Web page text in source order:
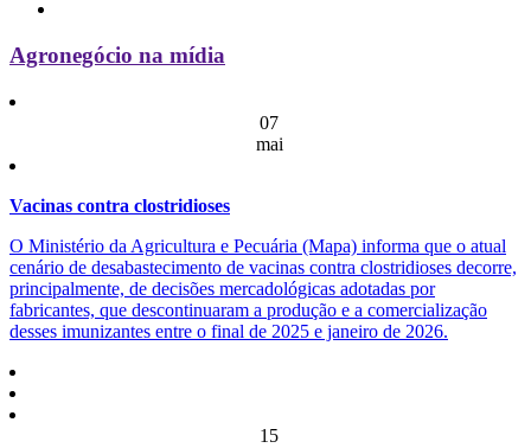
Agronegócio na mídia
07
mai
Vacinas contra clostridioses
O Ministério da Agricultura e Pecuária (Mapa) informa que o atual
cenário de desabastecimento de vacinas contra clostridioses decorre,
principalmente, de decisões mercadológicas adotadas por
fabricantes, que descontinuaram a produção e a comercialização
desses imunizantes entre o final de 2025 e janeiro de 2026.
15